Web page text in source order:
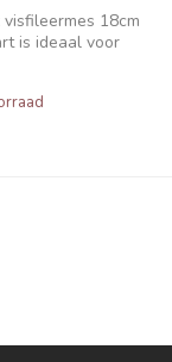
18cm
is ideaal voor